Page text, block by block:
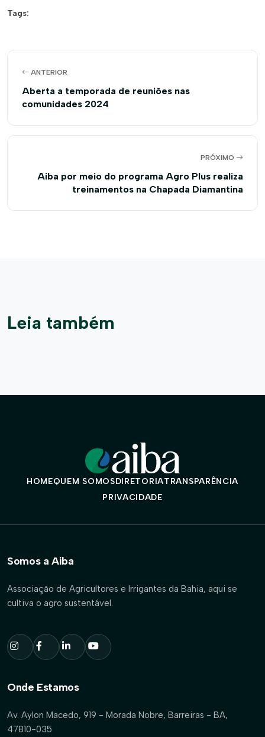
Tags:
ANTERIOR
Aberta a temporada de reuniões nas
comunidades 2024
PRÓXIMO
Aiba por meio do programa Agro Plus realiza
treinamentos na Chapada Diamantina
Leia também
HOMEQUEM SOMOSDIRETORIATRANSPARÊNCIA
PRIVACIDADE
Somos a Aiba
Associação de Agricultores e Irrigantes da Bahia, aqui se
cultiva o agro sustentável.
Onde Estamos
Av. Aylon Macedo, 919 - Morada Nobre, Barreiras - BA,
47810-035